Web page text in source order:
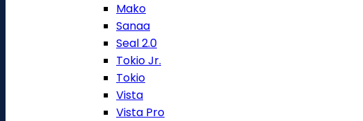
Mako
Sanaa
Seal 2.0
Tokio Jr.
Tokio
Vista
Vista Pro